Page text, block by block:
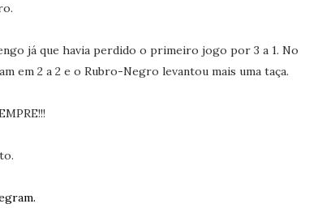
já que havia perdido o primeiro jogo por 3 a 1. No
em 2 a 2 e o Rubro-Negro levantou mais uma taça.